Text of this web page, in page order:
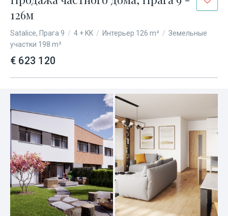
126м
Satalice, Прага 9 / 4 + KK / Интерьер 126 m² / Земельные
участки 198 m²
€ 623 120